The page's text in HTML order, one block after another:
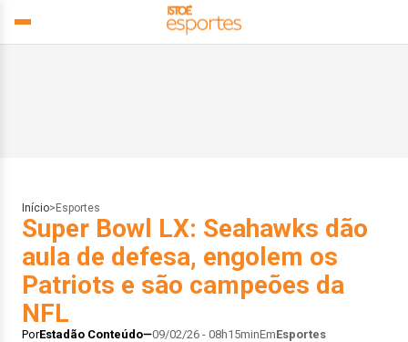
Início> Esportes
Super Bowl LX: Seahawks dão
aula de defesa, engolem os
Patriots e são campeões da
NFL
PorEstadão Conteúdo 09/02/26 - 08h15minEmEsportes